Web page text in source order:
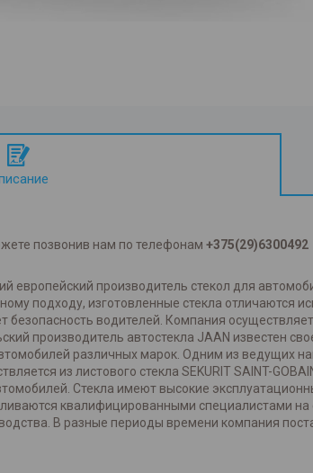
позвонив нам по телефонам +375(29)6300492
европейский производитель стекол для
подходу, изготовленные стекла
безопасность водителей. Компания
производитель автостекла JAAN известен
различных марок. Одним из ведущих
из листового стекла SEKURIT SAINT-
Стекла имеют высокие
квалифицированными специалистами
В разные периоды времени компания